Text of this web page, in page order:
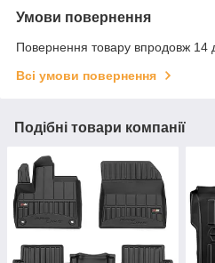
Умови повернення
Повернення товару впродовж 14
Всі умови повернення
Подібні товари компанії